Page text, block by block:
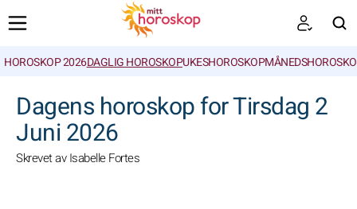
HOROSKOP 2026DAGLIG HOROSKOPUKESHOROSKOP
Dagens horoskop for Tirsdag 2
Juni 2026
Skrevet av Isabelle Fortes